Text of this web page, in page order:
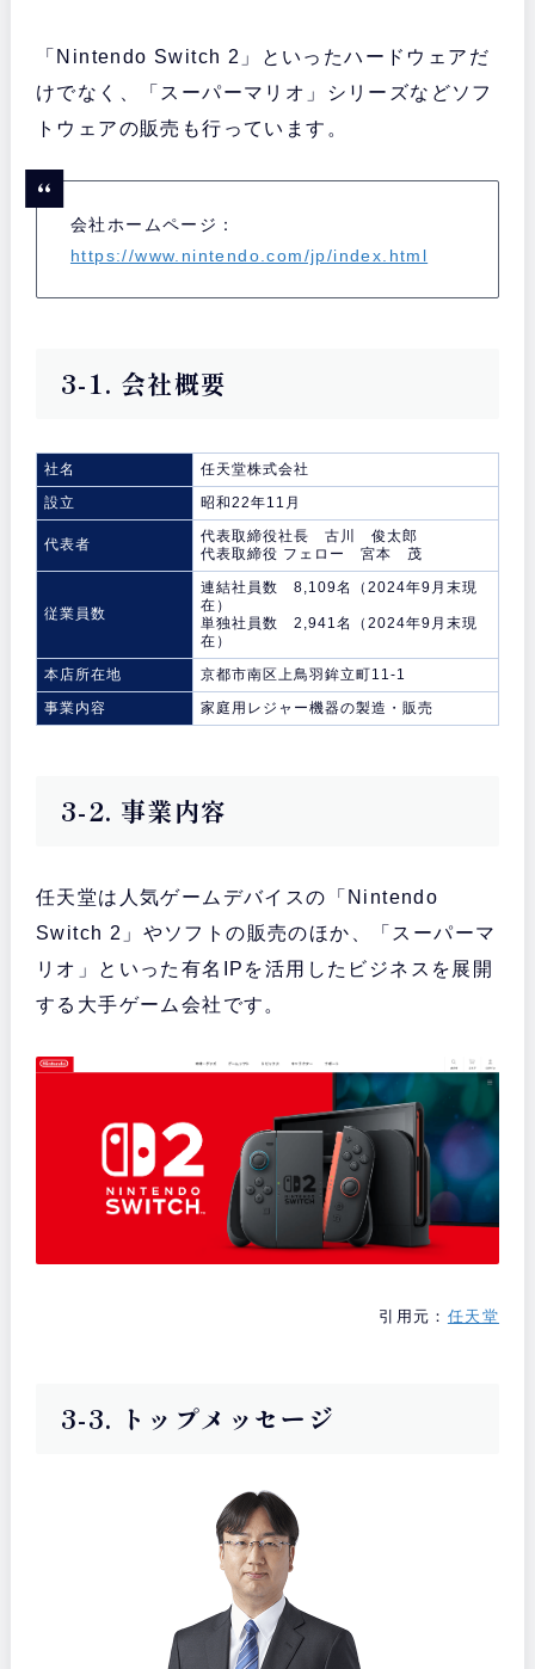
「Nintendo Switch 2」といったハードウェアだ
けでなく、「スーパーマリオ」シリーズなどソフ
トウェアの販売も行っています。
会社ホームページ：
https://www.nintendo.com/jp/index.html
3-1. 会社概要
社名
任天堂株式会社
設立
昭和22年11月
代表者
代表取締役社長 古川 俊太郎
代表取締役 フェロー 宮本 茂
従業員数
連結社員数 8,109名（2024年9月末現
在）
単独社員数 2,941名（2024年9月末現
在）
本店所在地
京都市南区上鳥羽鉾立町11-1
事業内容
家庭用レジャー機器の製造・販売
3-2. 事業内容
任天堂は人気ゲームデバイスの「Nintendo
Switch 2」やソフトの販売のほか、「スーパーマ
リオ」といった有名IPを活用したビジネスを展開
する大手ゲーム会社です。
引用元： 任天堂
3-3. トップメッセージ